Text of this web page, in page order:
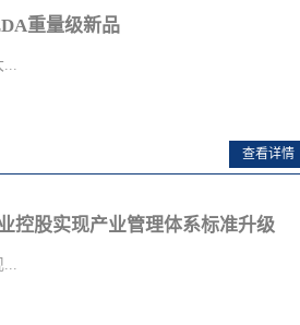
系列、Formel-Q7、Q1、
应商等级提升、客户验厂审
管理体系认证咨询培训
等汽车厂商以及配件公司做专
应商等级提升、客户验厂审
水准、一流的品质服务得到
重量级新品
...
）有限公司现场展出了各公司
引了众多用户和行业专业人
字全流程EDA系统开发与应
查看详情
控股实现产业管理体系标准升级
...